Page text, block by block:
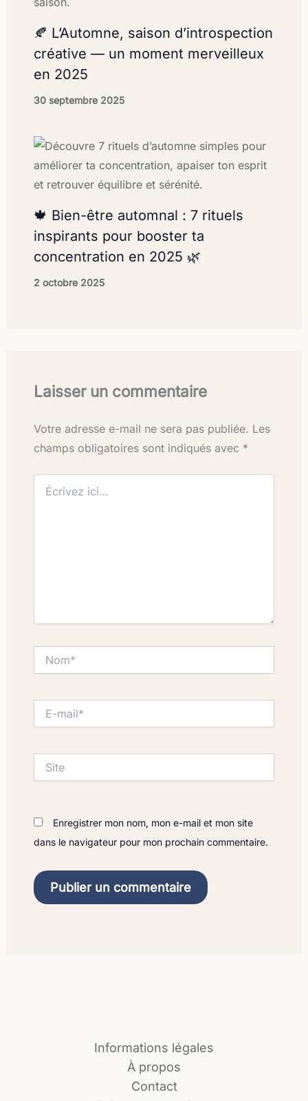
🍂 L’Automne, saison d’introspection
créative — un moment merveilleux
en 2025
30 septembre 2025
🍁 Bien-être automnal : 7 rituels
inspirants pour booster ta
concentration en 2025 🌿
2 octobre 2025
Laisser un commentaire
Votre adresse e-mail ne sera pas publiée. Les
champs obligatoires sont indiqués avec *
Écrivez
ici…
mail*
Enregistrer mon nom, mon e-mail et mon site
dans le navigateur pour mon prochain commentaire.
Informations légales
À propos
Contact